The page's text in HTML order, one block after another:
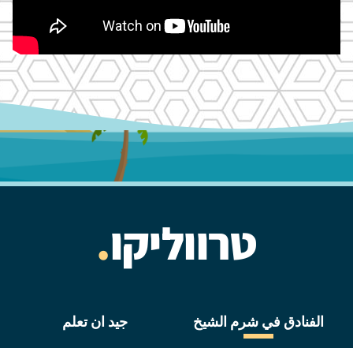
טרווליקו.
الفنادق في شرم الشيخ جيد ان تعلم